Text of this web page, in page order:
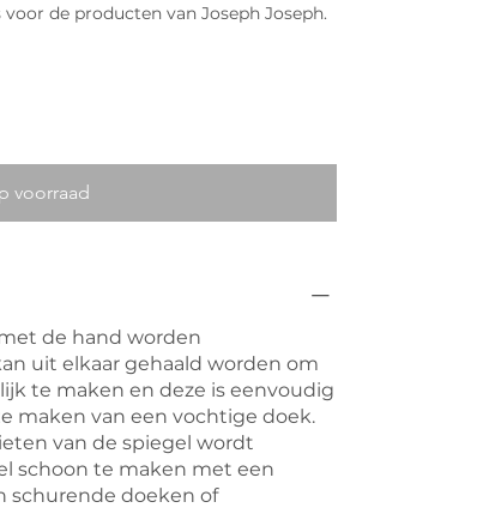
de producten van Joseph Joseph.
voorraad
de hand worden
uit elkaar gehaald worden om
te maken en deze is eenvoudig
maken van een vochtige doek.
van de spiegel wordt
schoon te maken met een
schurende doeken of